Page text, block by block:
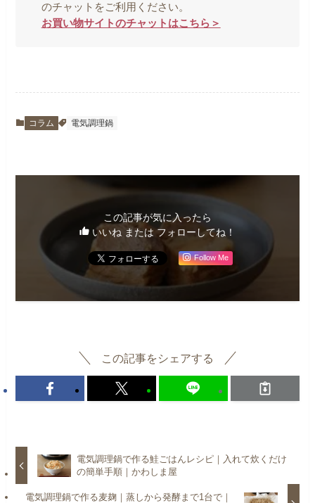
のチャットをご利用ください。
お買い物サイトのチャットはこちら＞
コラム 電気調理鍋
この記事が気に入ったら
いいね または フォローしてね！
Follow Me
この記事をシェアする
電気調理鍋で作る鮭ごはんレシピ｜入れて炊くだけ
の簡単手順｜かわしま屋
電気調理鍋で作る麦麹｜蒸しから発酵まで1台で｜